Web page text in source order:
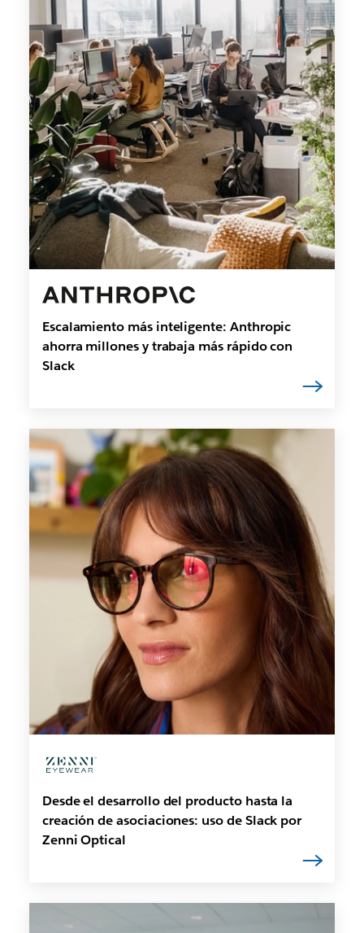
Escalamiento más inteligente: Anthropic
ahorra millones y trabaja más rápido con
Slack
Desde el desarrollo del producto hasta la
creación de asociaciones: uso de Slack por
Zenni Optical